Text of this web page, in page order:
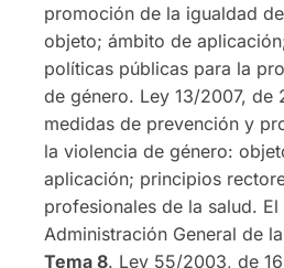
promoción de la igualdad
objeto; ámbito de
políticas públicas para la
de género. Ley 13/2007, de
medidas de prevención y
la violencia de género:
aplicación; principios
profesionales de la salud.
Administración General de
Tema 8. Ley 55/2003, de